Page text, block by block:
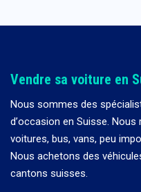
Vendre sa voiture en
Nous sommes des
d’occasion en Suisse.
voitures, bus, vans, peu
Nous achetons des
cantons suisses.